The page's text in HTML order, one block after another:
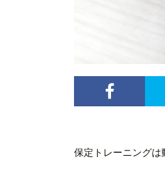
保定トレーニングは